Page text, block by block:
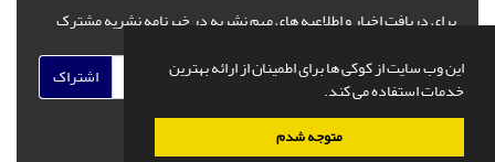
این وب سایت از کوکی ها برای اطمینان از ارائه بهترین
خدمات استفاده می کند.
متوجه شدم
برای دریافت اخبار و اطلاعیه های مهم نشریه در خبرنامه نشریه مشترک
اشتراک